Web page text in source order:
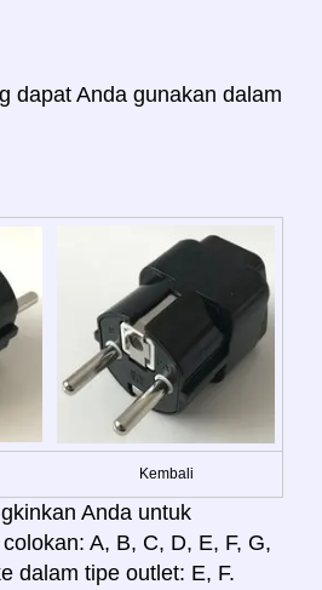
dapat Anda gunakan dalam
Kembali
Anda untuk
A, B, C, D, E, F, G,
dalam tipe outlet: E, F.